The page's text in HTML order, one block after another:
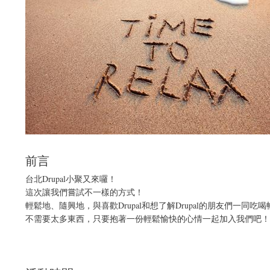
前言
台北Drupal小聚又來囉！
這次讓我們嘗試不一樣的方式！
輕鬆地、隨興地，與喜歡Drupal和想了解Drupal的朋友們一同吃喝
不需要太多東西，只要抱著一份輕鬆愉快的心情一起加入我們吧！